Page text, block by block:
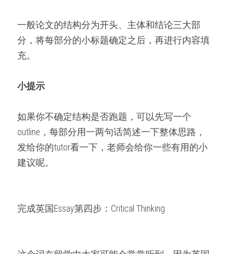
一般论文的结构分为开头、主体和结论三大部
分，将每部分的小标题确定之后，再进行内容填
充。
小提示
如果你不确定结构是否跑题，可以先写一个
outline，每部分用一两句话简述一下整体思路，
发给你的tutor看一下，老师会给你一些有用的小
建议呢。
完成英国Essay第四步：Critical Thinking